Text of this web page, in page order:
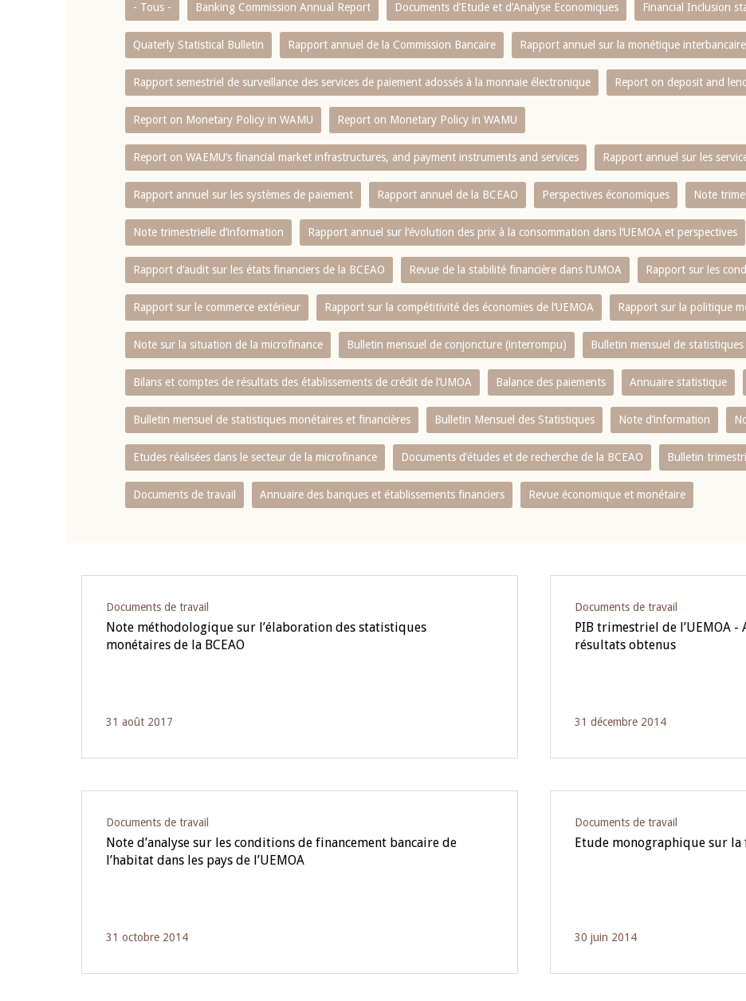
- Tous - Banking Commission Annual Report Documents d’Etude et d’Analyse Economiques Financial Inclusion
Quaterly Statistical Bulletin Rapport annuel de la Commission Bancaire Rapport annuel sur la monétique
Rapport semestriel de surveillance des services de paiement adossés à la monnaie électronique Report on deposit and
Report on Monetary Policy in WAMU Report on Monetary Policy in WAMU
Report on WAEMU’s financial market infrastructures, and payment instruments and services Rapport annuel sur les
Rapport annuel sur les systèmes de paiement Rapport annuel de la BCEAO Perspectives économiques Note
Note trimestrielle d‘information Rapport annuel sur l‘évolution des prix à la consommation dans l‘UEMOA et perspectives
Rapport d‘audit sur les états financiers de la BCEAO Revue de la stabilité financière dans l‘UMOA Rapport sur les
Rapport sur le commerce extérieur Rapport sur la compétitivité des économies de l‘UEMOA Rapport sur la politique
Note sur la situation de la microfinance Bulletin mensuel de conjoncture (interrompu) Bulletin mensuel de statistiques
Bilans et comptes de résultats des établissements de crédit de l‘UMOA Balance des paiements Annuaire statistique
Bulletin mensuel de statistiques monétaires et financières Bulletin Mensuel des Statistiques Note d’information
Etudes réalisées dans le secteur de la microfinance Documents d’études et de recherche de la BCEAO Bulletin
Documents de travail Annuaire des banques et établissements financiers Revue économique et monétaire
Documents de travail
Note méthodologique sur l’élaboration des statistiques
monétaires de la BCEAO
31 août 2017
Documents de travail
PIB trimestriel de l’UEMOA
résultats obtenus
31 décembre 2014
Documents de travail
Note d’analyse sur les conditions de financement bancaire de
l’habitat dans les pays de l’UEMOA
31 octobre 2014
Documents de travail
Etude monographique sur la
30 juin 2014